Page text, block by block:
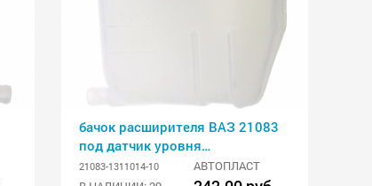
бачок расширителя ВАЗ 21083
под датчик уровня
АВТОПЛАСТИК
21083-1311014-10
АВТОПЛАСТ